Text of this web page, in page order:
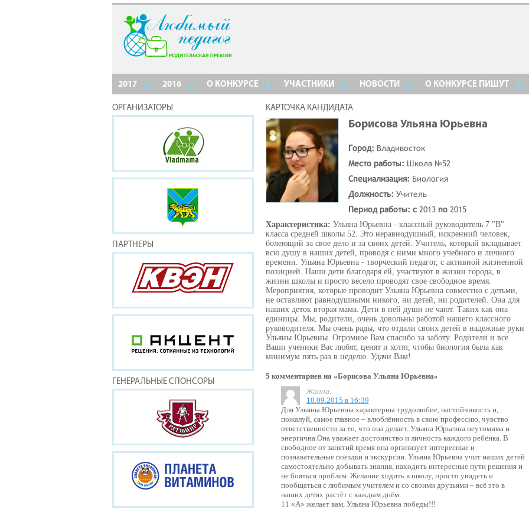
2017 2016 О КОНКУРСЕ УЧАСТНИКИ НОВОСТИ О КОНКУРСЕ ПИШУТ
ОРГАНИЗАТОРЫ
ПАРТНЕРЫ
ГЕНЕРАЛЬНЫЕ СПОНСОРЫ
КАРТОЧКА КАНДИДАТА
Борисова Ульяна Юрьевна
Город: Владивосток
Место работы: Школа №52
Специализация: Биология
Должность: Учитель
Период работы: с2013по 2015
Характеристика: Ульяна Юрьевна - классный руководитель 7 "В"
класса средней школы 52. Это неравнодушный, искренний человек,
болеющий за свое дело и за своих детей. Учитель, который вкладывает
всю душу в наших детей, проводя с ними много учебного и личного
времени. Ульяна Юрьевна - творческий педагог, с активной жизненной
позицией. Наши дети благодаря ей, участвуют в жизни города, в
жизни школы и просто весело проводят свое свободное время.
Мероприятия, которые проводит Ульяна Юрьевна совместно с детьми,
не оставляют равнодушными никого, ни детей, ни родителей. Она для
наших деток вторая мама. Дети в ней души не чают. Таких как она
единицы. Мы, родители, очень довольны работой нашего классного
руководителя. Мы очень рады, что отдали своих детей в надежные руки
Ульяны Юрьевны. Огромное Вам спасибо за заботу. Родители и все
Ваши ученики Вас любят, ценят и хотят, чтобы биология была как
минимум пять раз в неделю. Удачи Вам!
5 комментариев на «Борисова Ульяна Юрьевна»
Жанна:
10.09.2015 в 16:39
Для Ульяны Юрьевны характерны трудолюбие, настойчивость и,
пожалуй, самое главное – влюблённость в свою профессию, чувство
ответственности за то, что она делает. Ульяна Юрьевна неутомима и
энергична.Она уважает достоинство и личность каждого ребёнка. В
свободное от занятий время она организует интересные и
познавательные поездки и экскурсии. Ульяна Юрьевна учит наших детей
самостоятельно добывать знания, находить интересные пути решения и
не бояться проблем. Желание ходить в школу, просто увидеть и
пообщаться с любимым учителем и со своими друзьями – всё это в
наших детях растёт с каждым днём.
11 «А» желает вам, Ульяна Юрьевна победы!!!